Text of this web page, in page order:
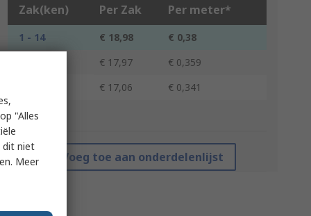
Zak(ken) Per Zak Per meter*
1 - 14 € 18,98
€ 0,38
€ 17,97
€ 0,359
€ 17,06 € 0,341
*prijsindicatie
Voeg toe aan onderdelenlijst
"Alles
dit niet
Meer